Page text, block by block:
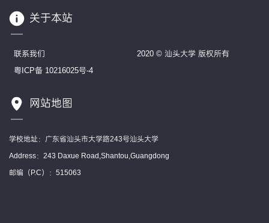
关于本站
联系我们
2020 © 汕头大学 版权所有
粤ICP备 10216025号-4
网站地图
学校地址：广东省汕头市大学路243号汕头大学
Address：243 Daxue Road,Shantou,Guangdong
邮编（P.C）：515063